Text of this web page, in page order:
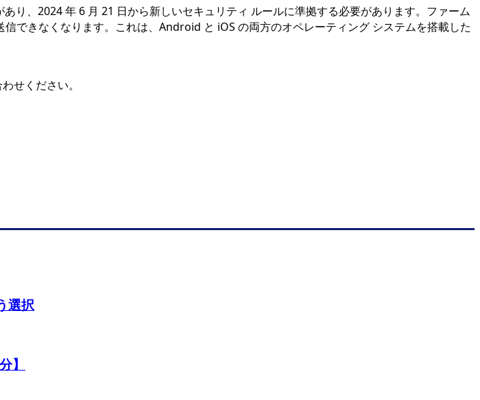
り、2024 年 6 月 21 日から新しいセキュリティ ルールに準拠する必要があります。ファーム
できなくなります。これは、Android と iOS の両方のオペレーティング システムを搭載した
せください。
選択
】